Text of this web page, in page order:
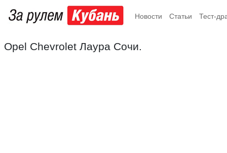
Новости Статьи Тест-
Opel Chevrolet Лаура Сочи.